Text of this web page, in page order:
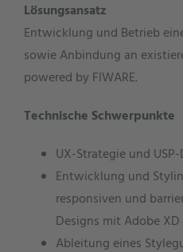
Lösungsansatz
Entwicklung und Betrieb
sowie Anbindung an
powered by FIWARE.
Technische Schwerpunkte
UX-Strategie und
Entwicklung und
responsiven und
Designs mit Adobe XD
Ableitung eines